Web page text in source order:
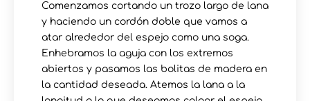
Comenzamos cortando un trozo largo de lana
y haciendo un cordón doble que vamos a
atar alrededor del espejo como una soga.
Enhebramos la aguja con los extremos
abiertos y pasamos las bolitas de madera en
la cantidad deseada. Atemos la lana a la